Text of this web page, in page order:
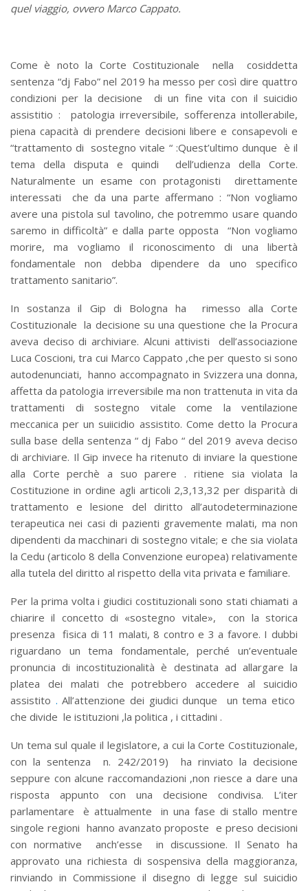
quel viaggio, ovvero Marco Cappato.
Come è noto la Corte Costituzionale nella cosiddetta
sentenza “dj Fabo” nel 2019 ha messo per così dire quattro
condizioni per la decisione di un fine vita con il suicidio
assistitio : patologia irreversibile, sofferenza intollerabile,
piena capacità di prendere decisioni libere e consapevoli e
“trattamento di sostegno vitale “ :Quest’ultimo dunque è il
tema della disputa e quindi dell’udienza della Corte.
Naturalmente un esame con protagonisti direttamente
interessati che da una parte affermano : “Non vogliamo
avere una pistola sul tavolino, che potremmo usare quando
saremo in difficoltà” e dalla parte opposta “Non vogliamo
morire, ma vogliamo il riconoscimento di una libertà
fondamentale non debba dipendere da uno specifico
trattamento sanitario”.
In sostanza il Gip di Bologna ha rimesso alla Corte
Costituzionale la decisione su una questione che la Procura
aveva deciso di archiviare. Alcuni attivisti dell’associazione
Luca Coscioni, tra cui Marco Cappato ,che per questo si sono
autodenunciati, hanno accompagnato in Svizzera una donna,
affetta da patologia irreversibile ma non trattenuta in vita da
trattamenti di sostegno vitale come la ventilazione
meccanica per un suiicidio assistito. Come detto la Procura
sulla base della sentenza “ dj Fabo “ del 2019 aveva deciso
di archiviare. Il Gip invece ha ritenuto di inviare la questione
alla Corte perchè a suo parere . ritiene sia violata la
Costituzione in ordine agli articoli 2,3,13,32 per disparità di
trattamento e lesione del diritto all’autodeterminazione
terapeutica nei casi di pazienti gravemente malati, ma non
dipendenti da macchinari di sostegno vitale; e che sia violata
la Cedu (articolo 8 della Convenzione europea) relativamente
alla tutela del diritto al rispetto della vita privata e familiare.
Per la prima volta i giudici costituzionali sono stati chiamati a
chiarire il concetto di «sostegno vitale», con la storica
presenza fisica di 11 malati, 8 contro e 3 a favore. I dubbi
riguardano un tema fondamentale, perché un’eventuale
pronuncia di incostituzionalità è destinata ad allargare la
platea dei malati che potrebbero accedere al suicidio
assistito . All’attenzione dei giudici dunque un tema etico
che divide le istituzioni ,la politica , i cittadini .
Un tema sul quale il legislatore, a cui la Corte Costituzionale,
con la sentenza n. 242/2019) ha rinviato la decisione
seppure con alcune raccomandazioni ,non riesce a dare una
risposta appunto con una decisione condivisa. L’iter
parlamentare è attualmente in una fase di stallo mentre
singole regioni hanno avanzato proposte e preso decisioni
con normative anch’esse in discussione. Il Senato ha
approvato una richiesta di sospensiva della maggioranza,
rinviando in Commissione il disegno di legge sul suicidio